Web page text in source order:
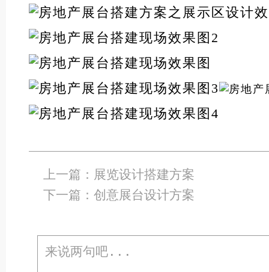
上一篇： 展览设计搭建方案
下一篇：创意展台设计方案